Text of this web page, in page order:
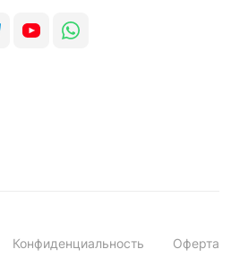
Конфиденциальность Оферта